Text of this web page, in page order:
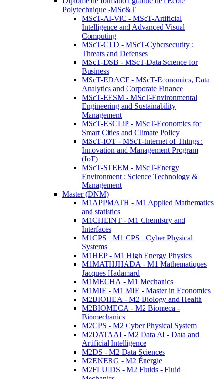
Polytechnique -MSc&T
MScT-AI-ViC - MScT-Artificial
Intelligence and Advanced Visual
Computing
MScT-CTD - MScT-Cybersecurity :
Threats and Defenses
MScT-DSB - MScT-Data Science for
Business
MScT-EDACF - MScT-Economics, Data
Analytics and Corporate Finance
MScT-EESM - MScT-Environmental
Engineering and Sustainability
Management
MScT-ESCLiP - MScT-Economics for
Smart Cities and Climate Policy
MScT-IOT - MScT-Internet of Things :
Innovation and Management Program
(IoT)
MScT-STEEM - MScT-Energy
Environment : Science Technology &
Management
Master (DNM)
M1APPMATH - M1 Applied Mathematics
and statistics
M1CHEINT - M1 Chemistry and
Interfaces
M1CPS - M1 CPS - Cyber Physical
Systems
M1HEP - M1 High Energy Physics
M1MATHJHADA - M1 Mathematiques
Jacques Hadamard
M1MECHA - M1 Mechanics
M1MIE - M1 MIE - Master in Economics
M2BIOHEA - M2 Biology and Health
M2BIOMECA - M2 Biomeca -
Biomechanics
M2CPS - M2 Cyber Physical System
M2DATAAI - M2 Data AI - Data and
Artificial Intelligence
M2DS - M2 Data Sciences
M2ENERG - M2 Énergie
M2FLUIDS - M2 Fluids - Fluid